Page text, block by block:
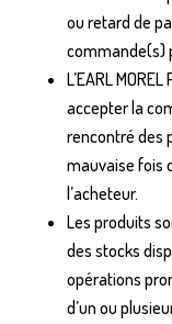
ou retard de
commande(s)
L’EARL
accepter la
rencontré des
mauvaise fois
l’acheteur.
Les produits
des stocks
opérations
d’un ou